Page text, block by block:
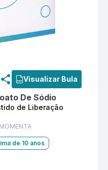
Visualizar Bula
De Sódio
de Liberação
de 10 anos